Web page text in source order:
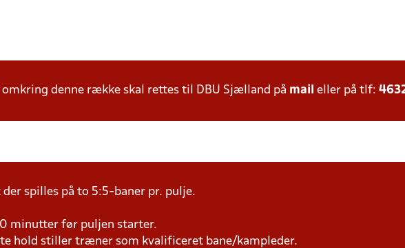
omkring denne række skal rettes til DBU Sjælland på mail eller på tlf:
spilles på to 5:5-baner pr. pulje.
minutter før puljen starter.
hold stiller træner som kvalificeret bane/kampleder.